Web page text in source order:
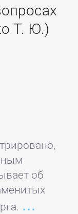
Т. Ю.)
об